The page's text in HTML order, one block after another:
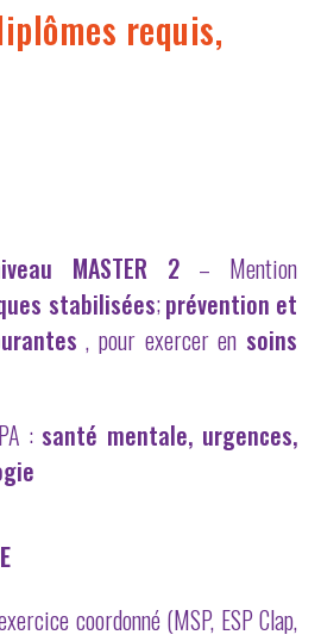
requis,
MASTER 2 – Mention
stabilisées;prévention et
, pour exercer en soins
: santé mentale, urgences,
coordonné (MSP, ESP Clap,